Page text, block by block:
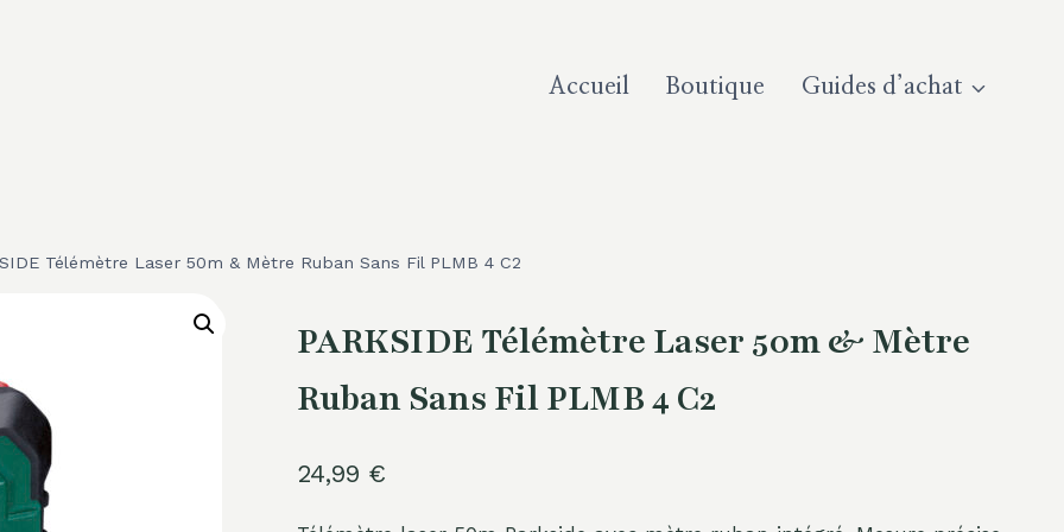
Accueil Boutique Guides d’achat
Télémètre Laser 50m & Mètre Ruban Sans Fil PLMB 4 C2
PARKSIDE Télémètre Laser 50m & Mètre
Ruban Sans Fil PLMB 4 C2
24,99 €